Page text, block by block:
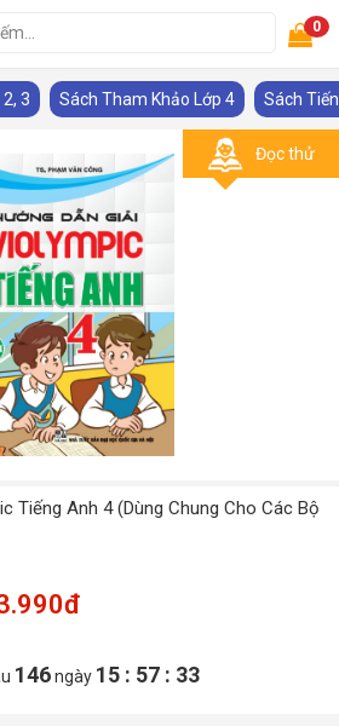
0
3 Sách Tham Khảo Lớp 4
Đọc thử
Tiếng Anh 4 (Dùng Chung Cho Các Bộ
146ngày 15 : 57 : 32